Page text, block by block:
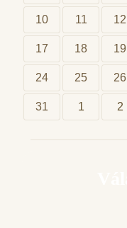
10 11 12
17 18 19
24 25 26
31 1 2